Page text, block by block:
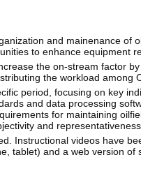
and mainenance of
to enhance equipment
the on-stream factor
the workload among
period, focusing on key
and data processing
for maintaining
and
Instructional videos have
tablet) and a web version